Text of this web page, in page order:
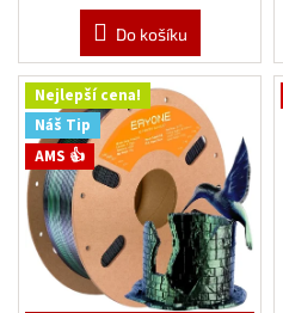
Do košíku
Nejlepší cena!
Náš Tip
AMS 👍